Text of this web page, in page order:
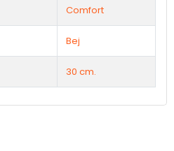
Comfort
Bej
30 cm.